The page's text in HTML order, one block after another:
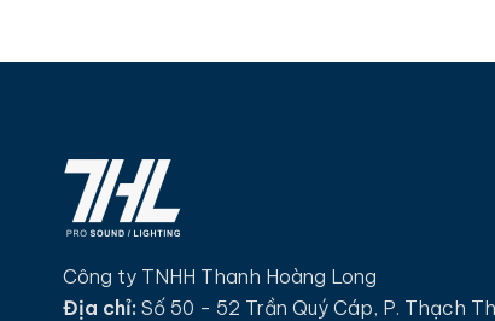
Công ty TNHH Thanh Hoàng Long
Địa chỉ: Số 50 - 52 Trần Quý Cáp, P. Thạch